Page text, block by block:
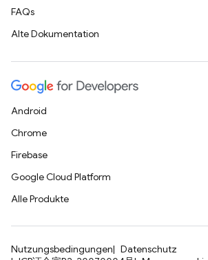
FAQs
Alte Dokumentation
Android
Chrome
Firebase
Google Cloud Platform
Alle Produkte
Nutzungsbedingungen
Datenschutz